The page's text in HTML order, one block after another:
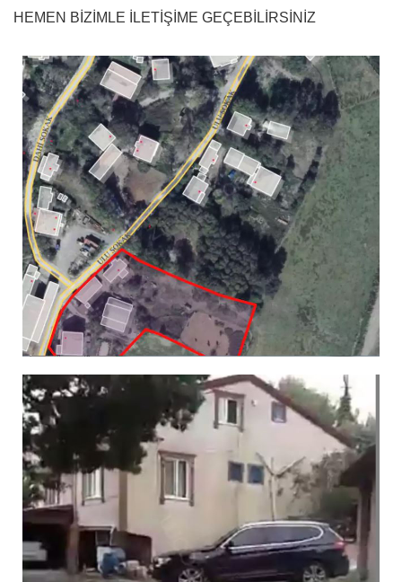
HEMEN BİZİMLE İLETİŞİME GEÇEBİLİRSİNİZ